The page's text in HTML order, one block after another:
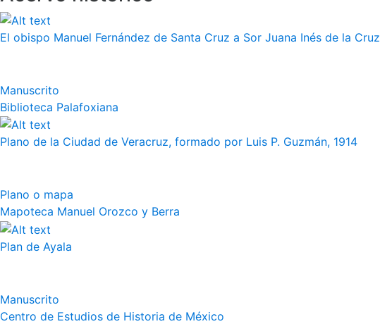
El obispo Manuel Fernández de Santa Cruz a Sor Juana Inés de la Cruz
Manuscrito
Biblioteca Palafoxiana
Plano de la Ciudad de Veracruz, formado por Luis P. Guzmán, 1914
Plano o mapa
Mapoteca Manuel Orozco y Berra
Plan de Ayala
Manuscrito
Centro de Estudios de Historia de México